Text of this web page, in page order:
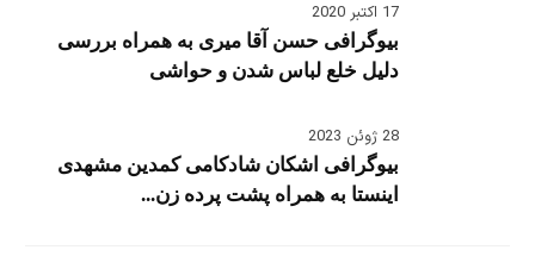
17 اکتبر 2020
بیوگرافی حسن آقا میری به همراه بررسی
دلیل خلع لباس شدن و حواشی
28 ژوئن 2023
بیوگرافی اشکان شادکامی کمدین مشهدی
اینستا به همراه پشت پرده زن...